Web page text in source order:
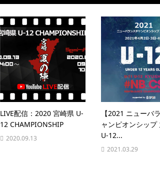
LIVE配信：2020 宮崎県 U-
12 CHAMPIONSHIP
2020.09.13
【2021 ニューバ
ャンピオンシップ
U-12...
2021.03.29